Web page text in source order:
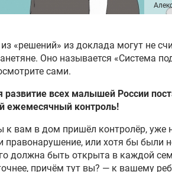
«решений» из доклада могут не
Оно называется «Система
сами.
развитие всех малышей России
ежемесячный контроль!
к вам в дом пришёл контролёр, уже
правонарушение, или хотя бы были
должна быть открыта в каждой
причём тут вы? — к вашему